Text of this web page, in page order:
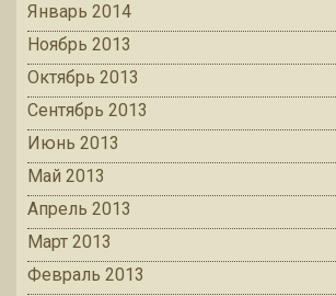
Январь 2014
Ноябрь 2013
Октябрь 2013
Сентябрь 2013
Июнь 2013
Май 2013
Апрель 2013
Март 2013
Февраль 2013